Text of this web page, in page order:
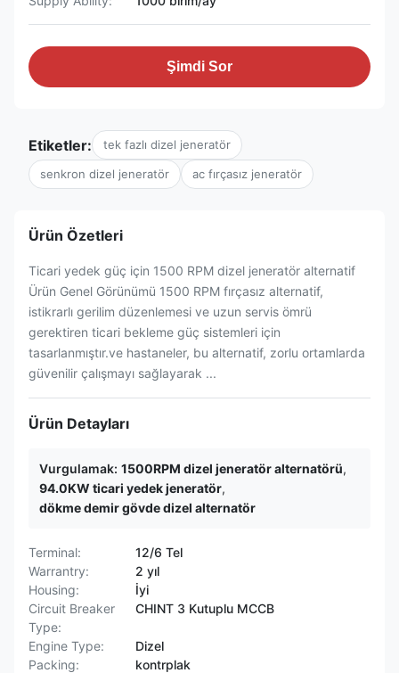
Şimdi Sor
Etiketler: tek fazlı dizel jeneratör
senkron dizel jeneratör ac fırçasız jeneratör
Ürün Özetleri
Ticari yedek güç için 1500 RPM dizel jeneratör alternatif
Ürün Genel Görünümü 1500 RPM fırçasız alternatif,
istikrarlı gerilim düzenlemesi ve uzun servis ömrü
gerektiren ticari bekleme güç sistemleri için
tasarlanmıştır.ve hastaneler, bu alternatif, zorlu ortamlarda
güvenilir çalışmayı sağlayarak ...
Ürün Detayları
Vurgulamak: 1500RPM dizel jeneratör alternatörü,
94.0KW ticari yedek jeneratör,
dökme demir gövde dizel alternatör
Terminal:
12/6 Tel
Warrantry:
2 yıl
Housing:
İyi
Circuit Breaker
Type:
CHINT 3 Kutuplu MCCB
Engine Type:
Dizel
Packing:
kontrplak